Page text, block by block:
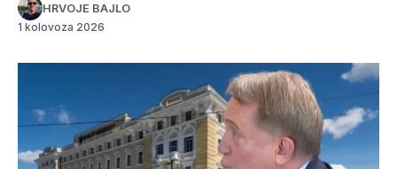
HRVOJE BAJLO
1 kolovoza 2026